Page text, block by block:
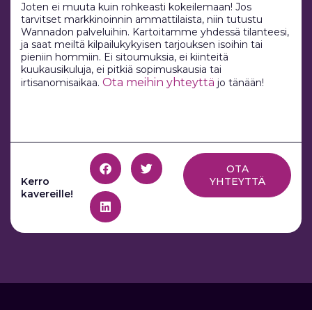
Joten ei muuta kuin rohkeasti kokeilemaan! Jos
tarvitset markkinoinnin ammattilaista, niin tutustu
Wannadon palveluihin. Kartoitamme yhdessä tilanteesi,
ja saat meiltä kilpailukykyisen tarjouksen isoihin tai
pieniin hommiin. Ei sitoumuksia, ei kiinteitä
kuukausikuluja, ei pitkiä sopimuskausia tai
irtisanomisaikaa. Ota meihin yhteyttä jo tänään!
Kerro
kavereille!
OTA
YHTEYTTÄ